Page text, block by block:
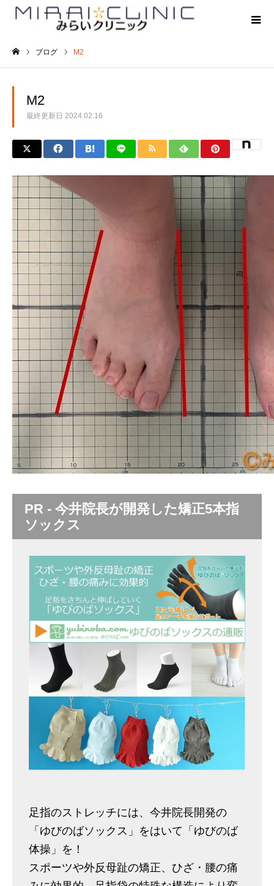
ブログ M2
M2
最終更新日 2024.02.16
PR - 今井院長が開発した矯正5本指
ソックス
足指のストレッチには、今井院長開発の
「ゆびのばソックス」をはいて「ゆびのば
体操」を！
スポーツや外反母趾の矯正、ひざ・腰の痛